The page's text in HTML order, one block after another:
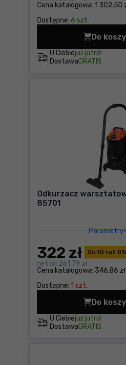
Cena katalogowa: 1 302,50
Dostępne: 6 szt.
U Ciebiejuż jutro!
DostawaGRATIS
Do
Odkurzacz
85701
Parametry
Do 10 rat 0%
Cena katalogowa: 346,86 zł
322 zł
netto: 261,79 zł
Dostępne: 1 szt.
U Ciebiejuż jutro!
DostawaGRATIS
Do